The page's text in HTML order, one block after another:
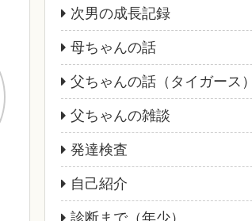
次男の成長記録
母ちゃんの話
父ちゃんの話（タイガース）
父ちゃんの雑談
発達検査
自己紹介